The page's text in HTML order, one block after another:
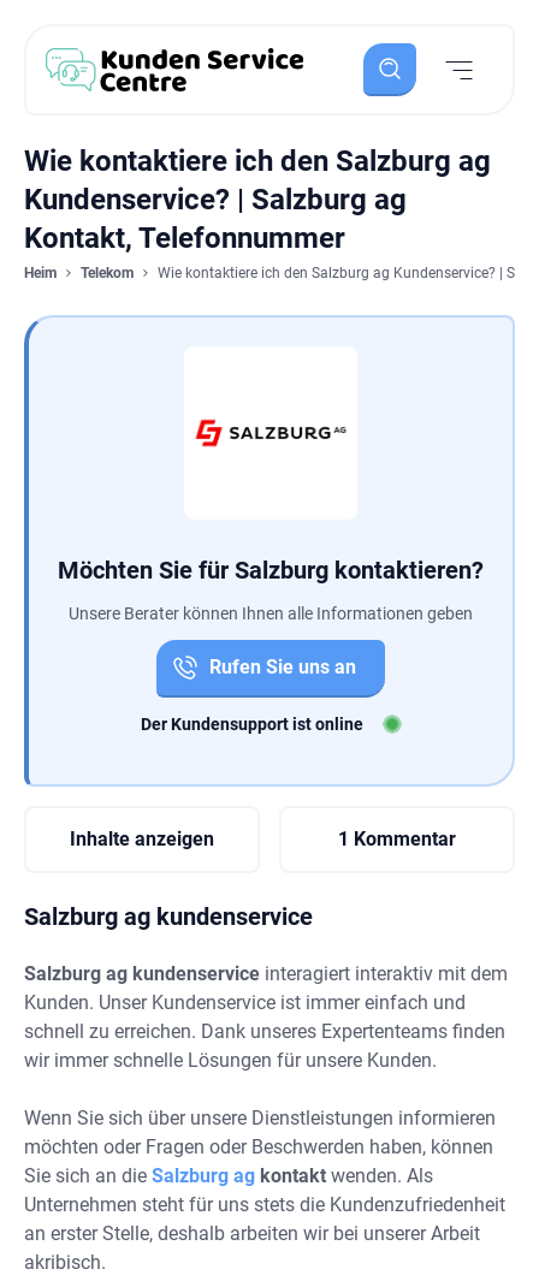
Wie kontaktiere ich den Salzburg ag
Kundenservice? | Salzburg ag
Kontakt, Telefonnummer
Heim Telekom Wie kontaktiere ich den Salzburg ag Kundenservice? |
Möchten Sie für Salzburg kontaktieren?
Unsere Berater können Ihnen alle Informationen geben
Rufen Sie uns an
Der Kundensupport ist online
Inhalte anzeigen 1 Kommentar
Salzburg ag kundenservice
Salzburg ag kundenservice interagiert interaktiv mit dem
Kunden. Unser Kundenservice ist immer einfach und
schnell zu erreichen. Dank unseres Expertenteams finden
wir immer schnelle Lösungen für unsere Kunden.
Wenn Sie sich über unsere Dienstleistungen informieren
möchten oder Fragen oder Beschwerden haben, können
Sie sich an die Salzburg ag kontakt wenden. Als
Unternehmen steht für uns stets die Kundenzufriedenheit
an erster Stelle, deshalb arbeiten wir bei unserer Arbeit
akribisch.